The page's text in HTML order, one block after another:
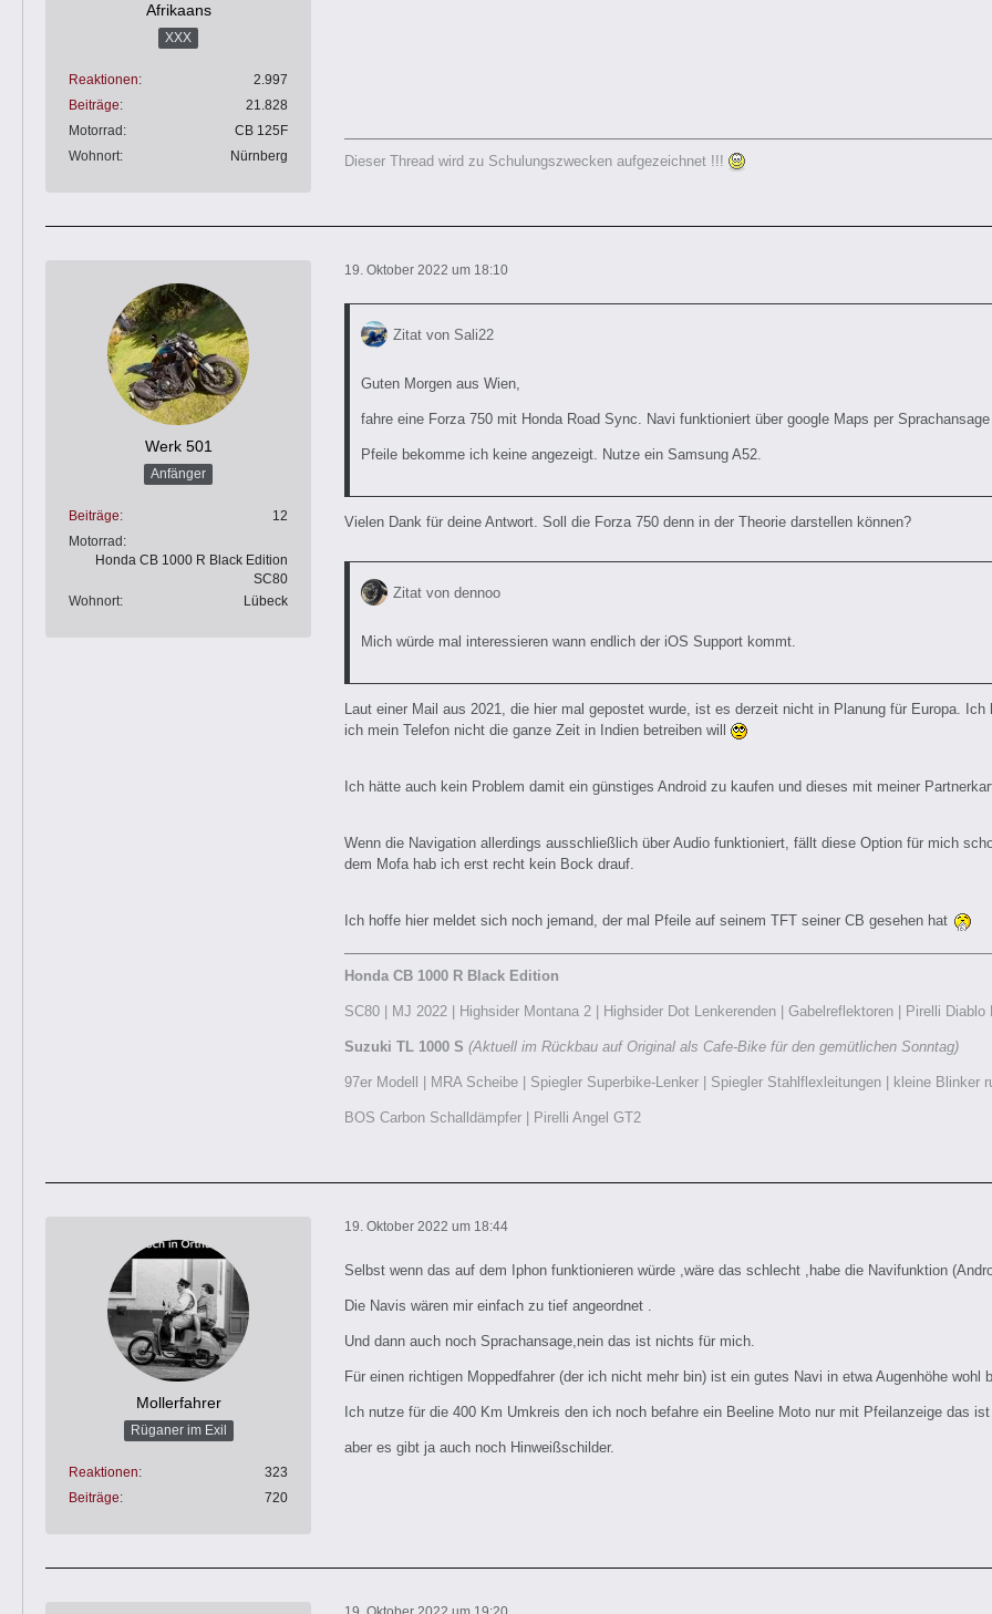
Afrikaans
XXX
Reaktionen
2.997
Beiträge
21.828
Motorrad
CB 125F
Wohnort
Nürnberg Dieser Thread wird zu Schulungszwecken aufgezeichnet !!!
Werk 501
Anfänger
Beiträge
12
Motorrad
Honda CB 1000 R Black Edition
SC80
Wohnort
Lübeck
19. Oktober 2022 um 18:10
Zitat von Sali22
Guten Morgen aus Wien,
fahre eine Forza 750 mit Honda Road Sync. Navi funktioniert über google Maps per
Pfeile bekomme ich keine angezeigt. Nutze ein Samsung A52.
Vielen Dank für deine Antwort. Soll die Forza 750 denn in der Theorie darstellen können?
Zitat von dennoo
Mich würde mal interessieren wann endlich der iOS Support kommt.
Laut einer Mail aus 2021, die hier mal gepostet wurde, ist es derzeit nicht in Planung für Europa.
ich mein Telefon nicht die ganze Zeit in Indien betreiben will
Ich hätte auch kein Problem damit ein günstiges Android zu kaufen und dieses mit meiner
Wenn die Navigation allerdings ausschließlich über Audio funktioniert, fällt diese Option für mich
dem Mofa hab ich erst recht kein Bock drauf.
Ich hoffe hier meldet sich noch jemand, der mal Pfeile auf seinem TFT seiner CB gesehen hat
Honda CB 1000 R Black Edition
SC80 | MJ 2022 | Highsider Montana 2 | Highsider Dot Lenkerenden | Gabelreflektoren | Pirelli Diablo
Suzuki TL 1000 S (Aktuell im Rückbau auf Original als Cafe-Bike für den gemütlichen Sonntag)
97er Modell | MRA Scheibe | Spiegler Superbike-Lenker | Spiegler Stahlflexleitungen | kleine
BOS Carbon Schalldämpfer | Pirelli Angel GT2
Mollerfahrer
Rüganer im Exil
Reaktionen
323
Beiträge
720
19. Oktober 2022 um 18:44
Selbst wenn das auf dem Iphon funktionieren würde ,wäre das schlecht ,habe die Navifunktion
Die Navis wären mir einfach zu tief angeordnet .
Und dann auch noch Sprachansage,nein das ist nichts für mich.
Für einen richtigen Moppedfahrer (der ich nicht mehr bin) ist ein gutes Navi in etwa Augenhöhe wohl
Ich nutze für die 400 Km Umkreis den ich noch befahre ein Beeline Moto nur mit Pfeilanzeige das
aber es gibt ja auch noch Hinweißschilder.